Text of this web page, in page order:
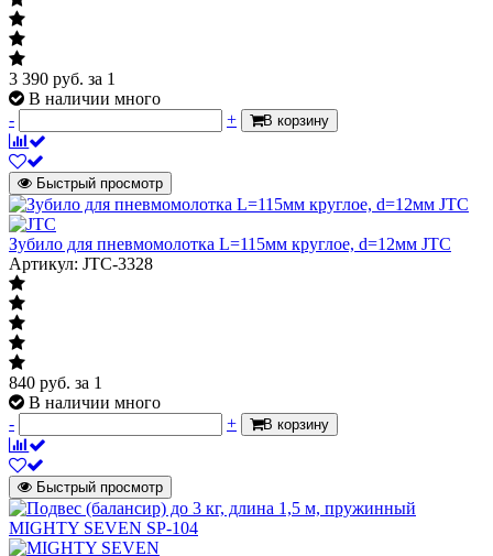
3 390 руб. за 1
В наличии много
-
+ В корзину
Быстрый просмотр
Зубило для пневмомолотка L=115мм круглое, d=12мм JTC
Артикул: JTC-3328
840 руб. за 1
В наличии много
-
+ В корзину
Быстрый просмотр